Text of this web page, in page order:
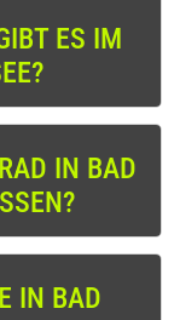
ES IM
IN BAD
IN BAD